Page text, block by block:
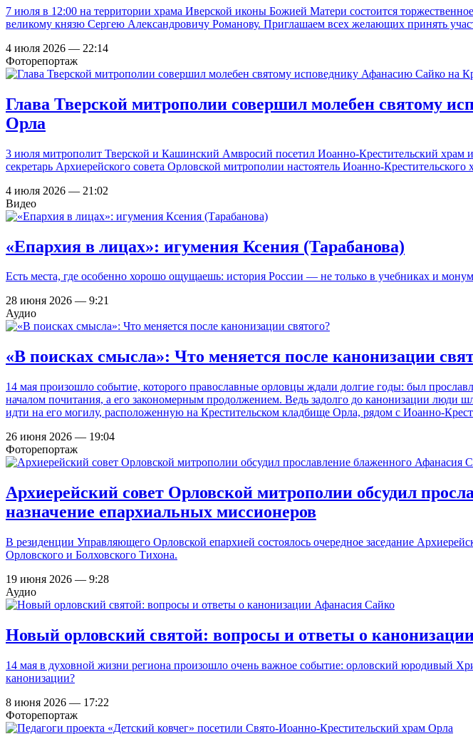
7 июля в 12:00 на территории храма Иверской иконы Божией Матери состоится
великому князю Сергею Александровичу Романову. Приглашаем всех желающих принять
4 июля 2026 — 22:14
Фоторепортаж
Глава Тверской митрополии совершил молебен святому
Орла
3 июля митрополит Тверской и Кашинский Амвросий посетил Иоанно-Крестительский храм
секретарь Архиерейского совета Орловской митрополии настоятель Иоанно-
4 июля 2026 — 21:02
Видео
«Епархия в лицах»: игумения Ксения (Тарабанова)
Есть места, где особенно хорошо ощущаешь: история России — не только в учебниках и
28 июня 2026 — 9:21
Аудио
«В поисках смысла»: Что меняется после канонизации
14 мая произошло событие, которого православные орловцы ждали долгие годы: был
началом почитания, а его закономерным продолжением. Ведь задолго до канонизации
идти на его могилу, расположенную на Крестительском кладбище Орла, рядом с Иоанно-
26 июня 2026 — 19:04
Фоторепортаж
Архиерейский совет Орловской митрополии обсудил
назначение епархиальных миссионеров
В резиденции Управляющего Орловской епархией состоялось очередное заседание
Орловского и Болховского Тихона.
19 июня 2026 — 9:28
Аудио
Новый орловский святой: вопросы и ответы о
14 мая в духовной жизни региона произошло очень важное событие: орловский юродивый
канонизации?
8 июня 2026 — 17:22
Фоторепортаж